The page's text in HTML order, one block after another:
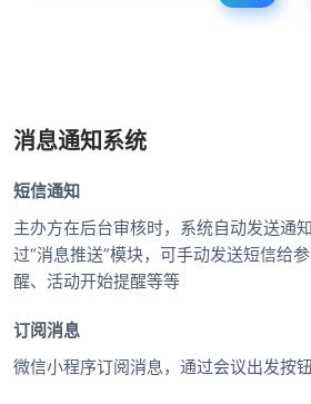
消息通知系统
短信通知
主办方在后台审核时，系统自动发送通
过“消息推送”模块，可手动发送短信给
醒、活动开始提醒等等
订阅消息
微信小程序订阅消息，通过会议出发按